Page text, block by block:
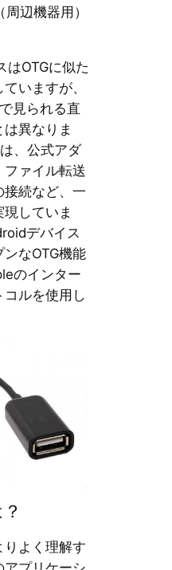
辺機器用）
はOTGに似た
いますが、
見られる直
異なりま
、公式アダ
ファイル転送
続など、一
していま
デバイス
なOTG機能
のインター
ルを使用し
りよく理解す